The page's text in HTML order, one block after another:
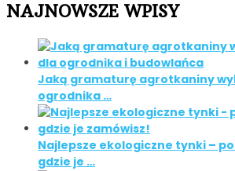
NAJNOWSZE WPISY
Jaką gramaturę agrotkaniny
ogrodnika …
Najlepsze ekologiczne tynki –
gdzie je …